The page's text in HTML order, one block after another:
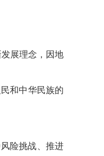
展理念，因地
和中华民族的
险挑战、推进